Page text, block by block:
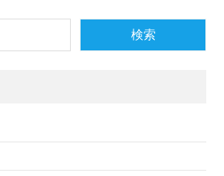
検索